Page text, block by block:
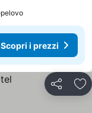
Scopri i prezzi
Condividi